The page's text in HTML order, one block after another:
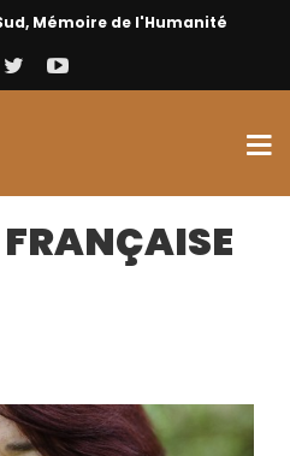
Mémoire de l'Humanité